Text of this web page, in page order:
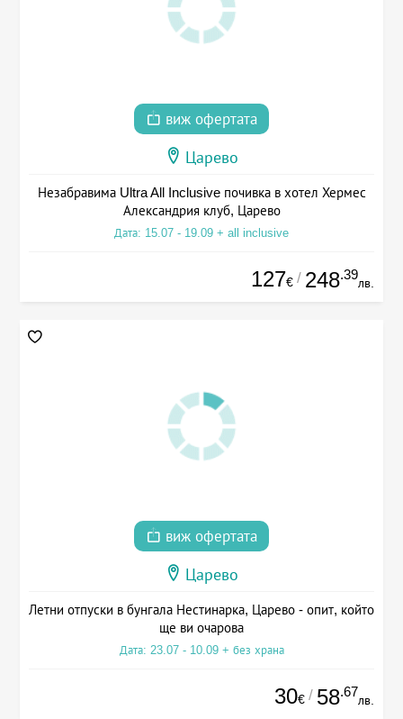
виж офертата
Царево
Незабравима Ultra All Inclusive почивка в хотел Хермес
Александрия клуб, Царево
Дата: 15.07 - 19.09 + all inclusive
127€ / 248.39
лв.
виж офертата
Царево
Летни отпуски в бунгала Нестинарка, Царево - опит, който
ще ви очарова
Дата: 23.07 - 10.09 + без храна
30€ / 58.67
лв.